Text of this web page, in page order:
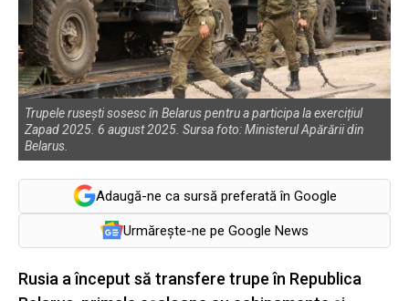
Trupele rusești sosesc în Belarus pentru a participa la exercițiul
Zapad 2025. 6 august 2025. Sursa foto: Ministerul Apărării din
Belarus.
Adaugă-ne ca sursă preferată în Google
Urmărește-ne pe Google News
Rusia a început să transfere trupe în Republica